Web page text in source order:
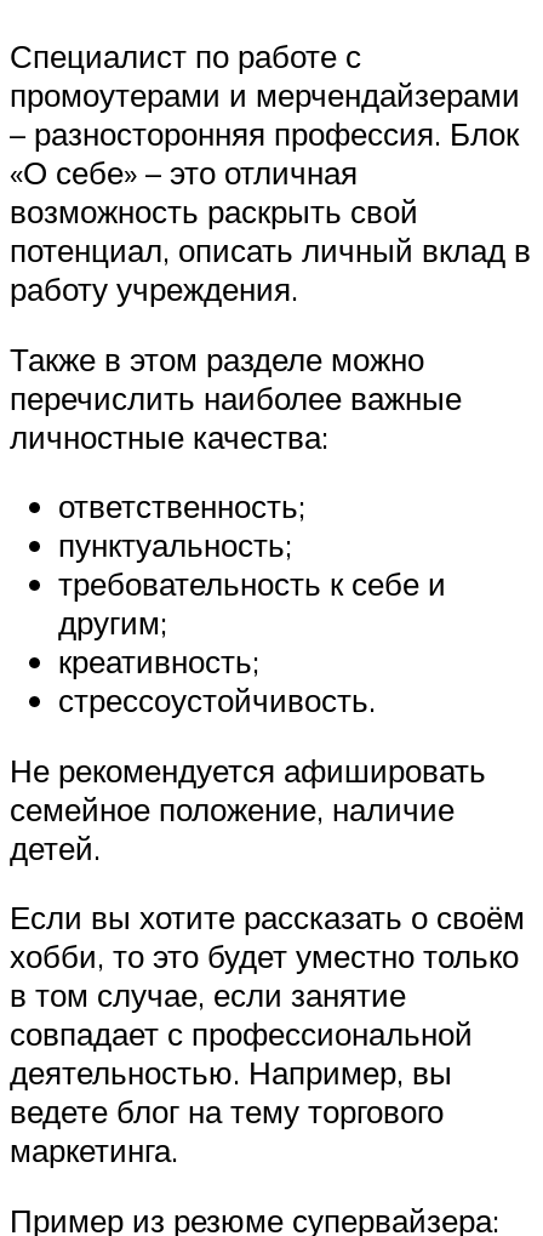
Специалист по работе с
промоутерами и мерчендайзерами
– разносторонняя профессия. Блок
«О себе» – это отличная
возможность раскрыть свой
потенциал, описать личный вклад в
работу учреждения.
Также в этом разделе можно
перечислить наиболее важные
личностные качества:
ответственность;
пунктуальность;
требовательность к себе и
другим;
креативность;
стрессоустойчивость.
Не рекомендуется афишировать
семейное положение, наличие
детей.
Если вы хотите рассказать о своём
хобби, то это будет уместно только
в том случае, если занятие
совпадает с профессиональной
деятельностью. Например, вы
ведете блог на тему торгового
маркетинга.
Пример из резюме супервайзера: